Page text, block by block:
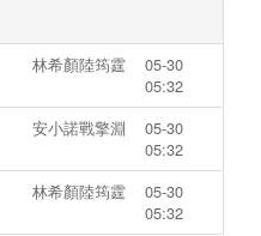
笑、侮辱； 他的母親說：“你
一個殘障的女人，就該好好待
在家裡。” 直到那一天他的白
月光回國，當著她的麵宣誓主
權：“南沉有說過愛你嗎？以前
他經常對我說，可我總嫌棄他
幼稚。我這次回來，就是為了
追回他。” 夏時默默地聽著，
林希顏陸筠霆
05-30
05:32
安小諾戰擎淵
05-30
05:32
林希顏陸筠霆
05-30
05:32